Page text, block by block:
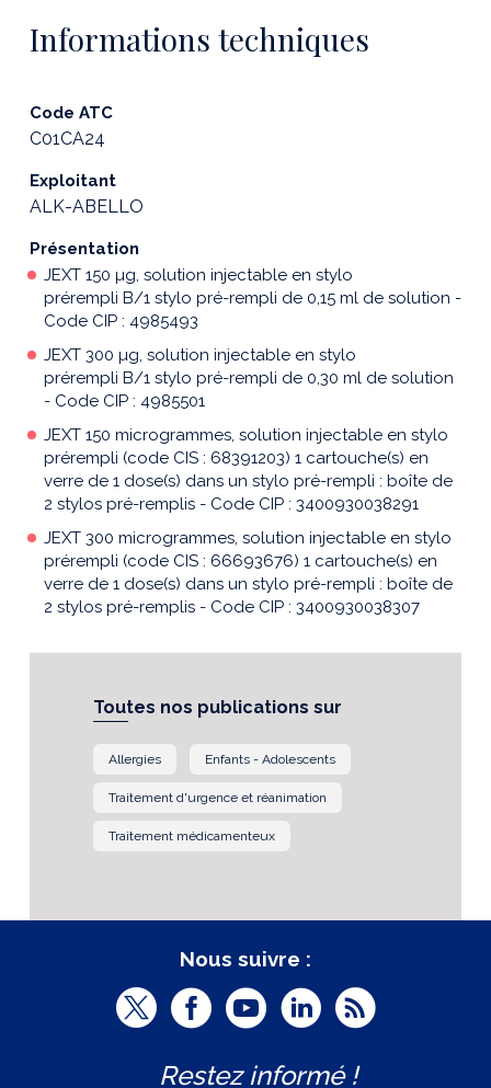
Informations techniques
Code ATC
C01CA24
Exploitant
ALK-ABELLO
Présentation
JEXT 150 µg, solution injectable en stylo
prérempli B/1 stylo pré-rempli de 0,15 ml de solution -
Code CIP : 4985493
JEXT 300 µg, solution injectable en stylo
prérempli B/1 stylo pré-rempli de 0,30 ml de solution
- Code CIP : 4985501
JEXT 150 microgrammes, solution injectable en stylo
prérempli (code CIS : 68391203) 1 cartouche(s) en
verre de 1 dose(s) dans un stylo pré-rempli : boîte de
2 stylos pré-remplis - Code CIP : 3400930038291
JEXT 300 microgrammes, solution injectable en stylo
prérempli (code CIS : 66693676) 1 cartouche(s) en
verre de 1 dose(s) dans un stylo pré-rempli : boîte de
2 stylos pré-remplis - Code CIP : 3400930038307
Toutes nos publications sur
Allergies Enfants - Adolescents
Traitement d'urgence et réanimation
Traitement médicamenteux
Nous suivre :
T
F
Y
L
R
Restez informé !